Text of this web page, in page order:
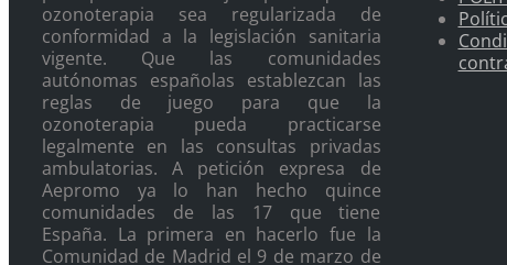
ozonoterapia sea regularizada de
conformidad a la legislación sanitaria
vigente. Que las comunidades
autónomas españolas establezcan las
reglas de juego para que la
ozonoterapia pueda practicarse
legalmente en las consultas privadas
ambulatorias. A petición expresa de
Aepromo ya lo han hecho quince
comunidades de las 17 que tiene
España. La primera en hacerlo fue la
Comunidad de Madrid el 9 de marzo de